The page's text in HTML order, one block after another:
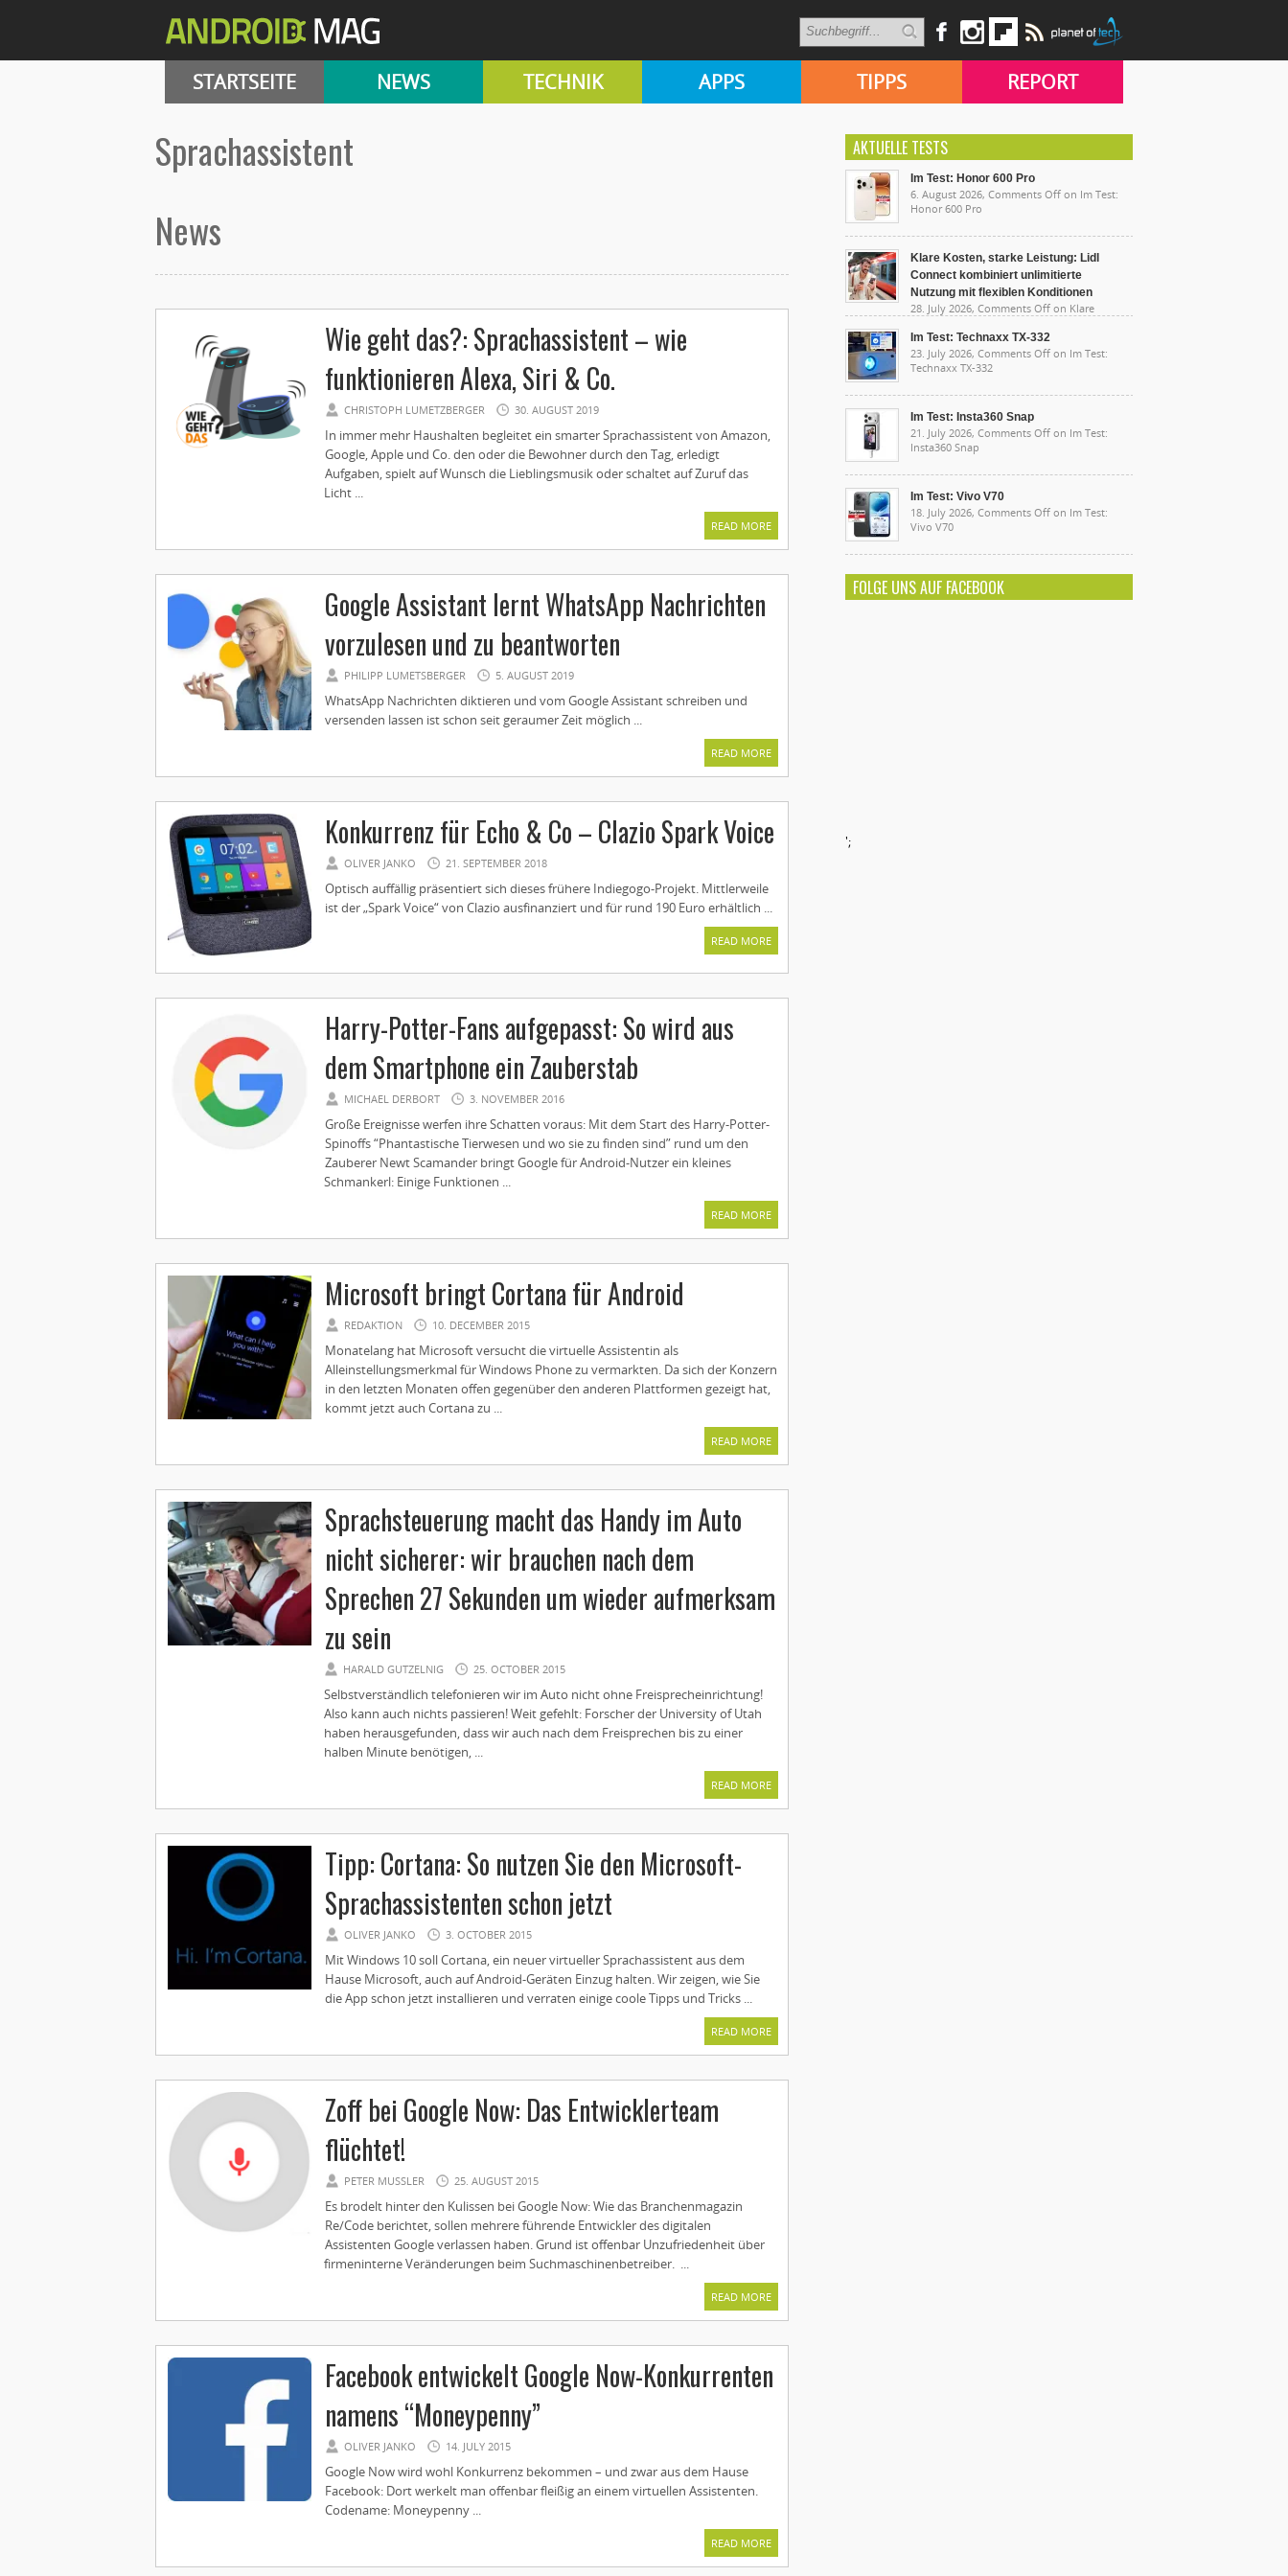
STARTSEITE NEWS TECHNIK APPS TIPPS REPORT
Sprachassistent
News
Wie geht das?: Sprachassistent – wie
funktionieren Alexa, Siri & Co.
CHRISTOPH LUMETZBERGER 30. AUGUST 2019
In immer mehr Haushalten begleitet ein smarter Sprachassistent von Amazon,
Google, Apple und Co. den oder die Bewohner durch den Tag, erledigt
Aufgaben, spielt auf Wunsch die Lieblingsmusik oder schaltet auf Zuruf das
Licht ...
READ MORE
Google Assistant lernt WhatsApp Nachrichten
vorzulesen und zu beantworten
PHILIPP LUMETSBERGER 5. AUGUST 2019
WhatsApp Nachrichten diktieren und vom Google Assistant schreiben und
versenden lassen ist schon seit geraumer Zeit möglich ...
READ MORE
Konkurrenz für Echo & Co – Clazio Spark Voice
OLIVER JANKO 21. SEPTEMBER 2018
Optisch auffällig präsentiert sich dieses frühere Indiegogo-Projekt. Mittlerweile
ist der „Spark Voice“ von Clazio ausfinanziert und für rund 190 Euro erhältlich ...
READ MORE
Harry-Potter-Fans aufgepasst: So wird aus
dem Smartphone ein Zauberstab
MICHAEL DERBORT 3. NOVEMBER 2016
Große Ereignisse werfen ihre Schatten voraus: Mit dem Start des Harry-Potter-
Spinoffs “Phantastische Tierwesen und wo sie zu finden sind” rund um den
Zauberer Newt Scamander bringt Google für Android-Nutzer ein kleines
Schmankerl: Einige Funktionen ...
READ MORE
Microsoft bringt Cortana für Android
REDAKTION 10. DECEMBER 2015
Monatelang hat Microsoft versucht die virtuelle Assistentin als
Alleinstellungsmerkmal für Windows Phone zu vermarkten. Da sich der Konzern
in den letzten Monaten offen gegenüber den anderen Plattformen gezeigt hat,
kommt jetzt auch Cortana zu ...
READ MORE
Sprachsteuerung macht das Handy im Auto
nicht sicherer: wir brauchen nach dem
Sprechen 27 Sekunden um wieder aufmerksam
zu sein
HARALD GUTZELNIG 25. OCTOBER 2015
Selbstverständlich telefonieren wir im Auto nicht ohne Freisprecheinrichtung!
Also kann auch nichts passieren! Weit gefehlt: Forscher der University of Utah
haben herausgefunden, dass wir auch nach dem Freisprechen bis zu einer
halben Minute benötigen, ...
READ MORE
Tipp: Cortana: So nutzen Sie den Microsoft-
Sprachassistenten schon jetzt
OLIVER JANKO 3. OCTOBER 2015
Mit Windows 10 soll Cortana, ein neuer virtueller Sprachassistent aus dem
Hause Microsoft, auch auf Android-Geräten Einzug halten. Wir zeigen, wie Sie
die App schon jetzt installieren und verraten einige coole Tipps und Tricks ...
READ MORE
Zoff bei Google Now: Das Entwicklerteam
flüchtet!
PETER MUSSLER 25. AUGUST 2015
Es brodelt hinter den Kulissen bei Google Now: Wie das Branchenmagazin
Re/Code berichtet, sollen mehrere führende Entwickler des digitalen
Assistenten Google verlassen haben. Grund ist offenbar Unzufriedenheit über
firmeninterne Veränderungen beim Suchmaschinenbetreiber. ...
READ MORE
Facebook entwickelt Google Now-Konkurrenten
namens “Moneypenny”
OLIVER JANKO 14. JULY 2015
Google Now wird wohl Konkurrenz bekommen – und zwar aus dem Hause
Facebook: Dort werkelt man offenbar fleißig an einem virtuellen Assistenten.
Codename: Moneypenny ...
READ MORE
AKTUELLE TESTS
Im Test: Honor 600 Pro
6. August 2026, Comments Off on Im Test:
Honor 600 Pro
Klare Kosten, starke Leistung: Lidl
Connect kombiniert unlimitierte
Nutzung mit flexiblen Konditionen
28. July 2026, Comments Off on Klare
unlimitierte Nutzung mit flexiblen Konditionen
Im Test: Technaxx TX-332
23. July 2026, Comments Off on Im Test:
Technaxx TX-332
Im Test: Insta360 Snap
21. July 2026, Comments Off on Im Test:
Insta360 Snap
Im Test: Vivo V70
18. July 2026, Comments Off on Im Test:
Vivo V70
FOLGE UNS AUF FACEBOOK
';